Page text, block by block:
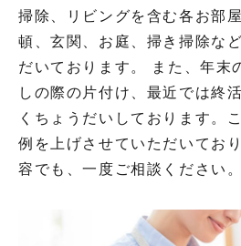
掃除、リビングを含む各お部
頓、玄関、お庭、掃き掃除な
だいております。 また、年末
しの際の片付け、最近では終
くちょうだいしております。
例を上げさせていただいてお
容でも、一度ご相談ください。